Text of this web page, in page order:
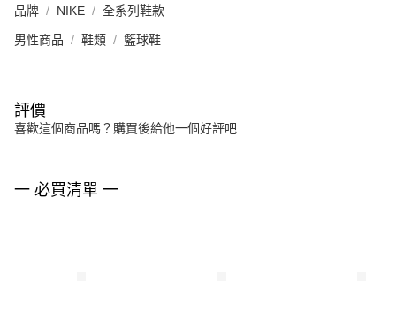
品牌 NIKE 全系列鞋款
男性商品 鞋類 籃球鞋
評價
喜歡這個商品嗎？購買後給他一個好評吧
一 必買清單 一